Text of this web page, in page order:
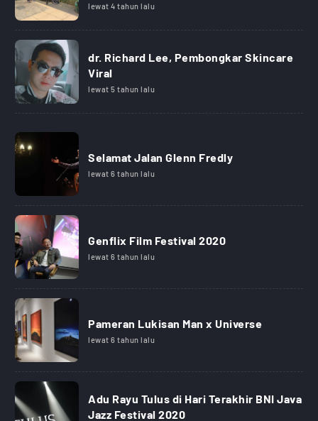
lewat 4 tahun lalu
dr. Richard Lee, Pembongkar Skincare
Viral
lewat 5 tahun lalu
Selamat Jalan Glenn Fredly
lewat 6 tahun lalu
Genflix Film Festival 2020
lewat 6 tahun lalu
Pameran Lukisan Man x Universe
lewat 6 tahun lalu
Adu Rayu Tulus di Hari Terakhir BNI Java
Jazz Festival 2020